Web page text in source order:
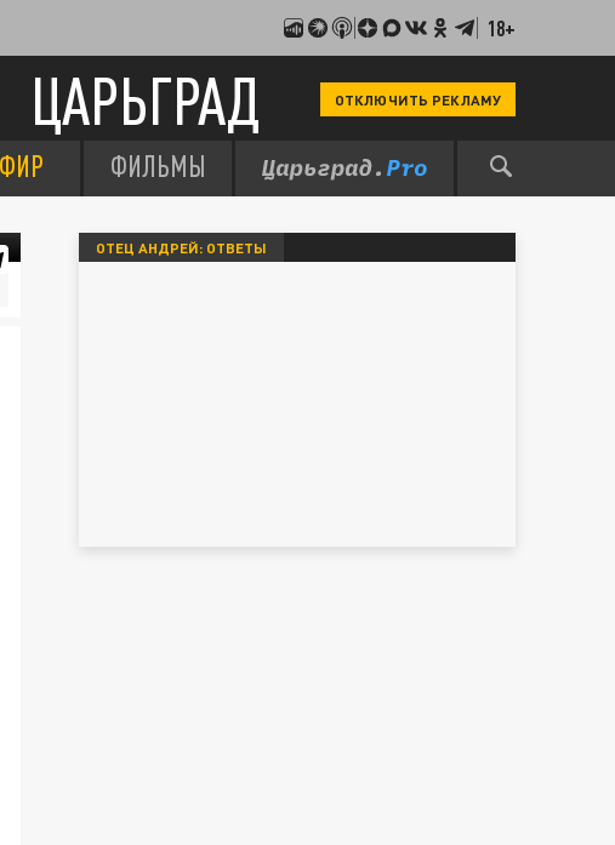
18+
ЦАРЬГРАД ОТКЛЮЧИТЬ РЕКЛАМУ
ФИЛЬМЫ
ОТЕЦ АНДРЕЙ: ОТВЕТЫ